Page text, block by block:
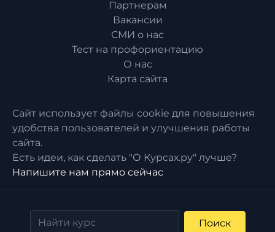
Партнерам
Вакансии
СМИ о нас
Тест на профориентацию
О нас
Карта сайта
Сайт использует файлы cookie для повышения
удобства пользователей и улучшения работы
сайта.
Есть идеи, как сделать "О Курсах.ру" лучше?
Напишите нам прямо сейчас
Поиск